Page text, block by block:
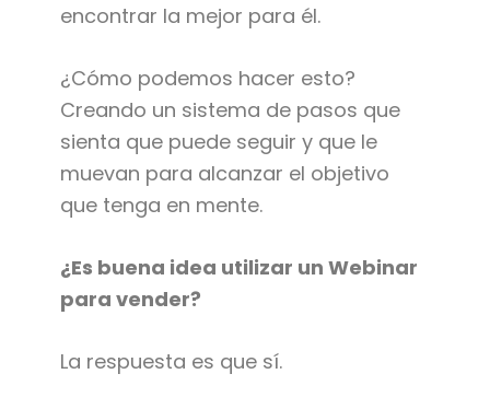
encontrar la mejor para él.
¿Cómo podemos hacer esto?
Creando un sistema de pasos que
sienta que puede seguir y que le
muevan para alcanzar el objetivo
que tenga en mente.
¿Es buena idea utilizar un Webinar
para vender?
La respuesta es que sí.